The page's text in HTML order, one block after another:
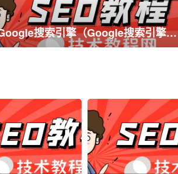
如何更改Google搜索引擎（Google搜索引擎的重写标题在哪里）